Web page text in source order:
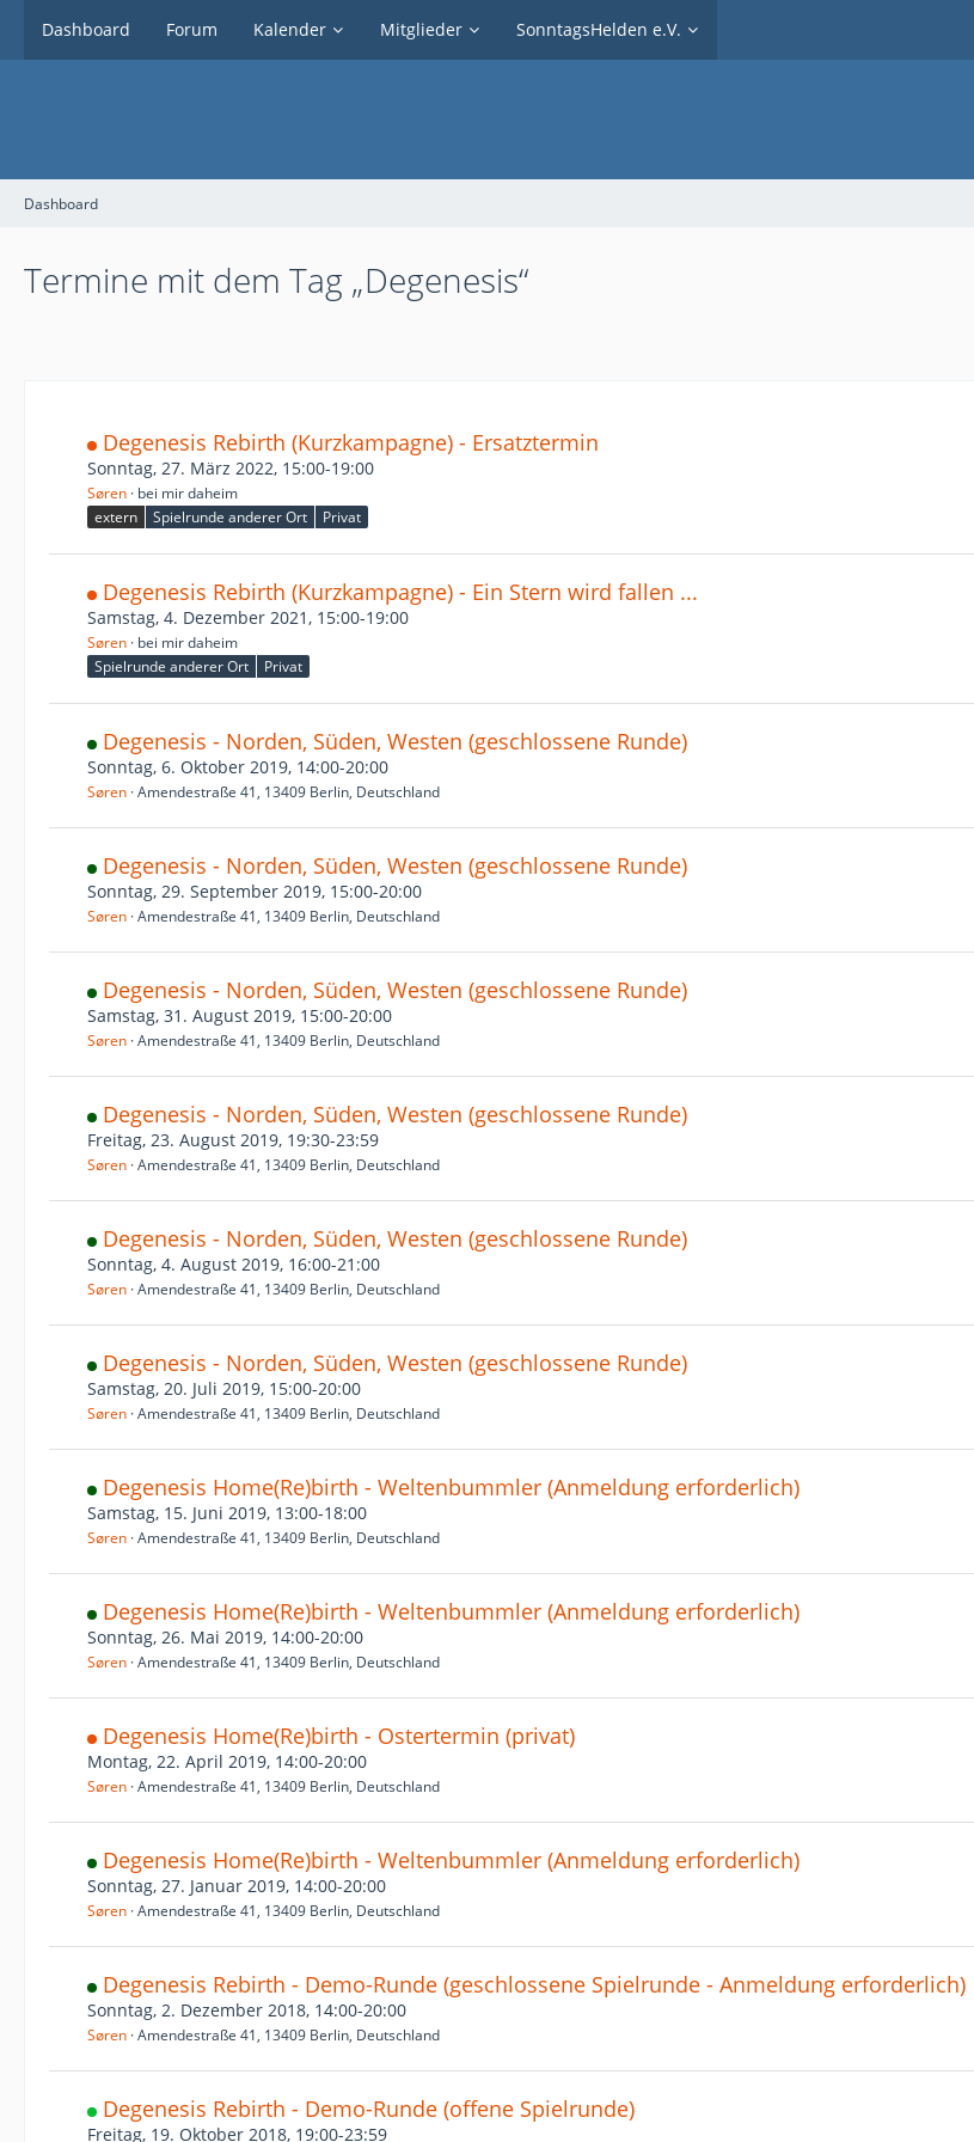
Dashboard Forum Kalender Mitglieder SonntagsHelden e.V.
Dashboard
Termine mit dem Tag „Degenesis“
Degenesis Rebirth (Kurzkampagne) - Ersatztermin
Sonntag, 27. März 2022, 15:00-19:00
Søren bei mir daheim
extern
Spielrunde anderer Ort Privat
Degenesis Rebirth (Kurzkampagne) - Ein Stern wird fallen ...
Samstag, 4. Dezember 2021, 15:00-19:00
Søren bei mir daheim
Spielrunde anderer Ort
Privat
Degenesis - Norden, Süden, Westen (geschlossene Runde)
Sonntag, 6. Oktober 2019, 14:00-20:00
Søren Amendestraße 41, 13409 Berlin, Deutschland
Degenesis - Norden, Süden, Westen (geschlossene Runde)
Sonntag, 29. September 2019, 15:00-20:00
Søren Amendestraße 41, 13409 Berlin, Deutschland
Degenesis - Norden, Süden, Westen (geschlossene Runde)
Samstag, 31. August 2019, 15:00-20:00
Søren Amendestraße 41, 13409 Berlin, Deutschland
Degenesis - Norden, Süden, Westen (geschlossene Runde)
Freitag, 23. August 2019, 19:30-23:59
Søren Amendestraße 41, 13409 Berlin, Deutschland
Degenesis - Norden, Süden, Westen (geschlossene Runde)
Sonntag, 4. August 2019, 16:00-21:00
Søren Amendestraße 41, 13409 Berlin, Deutschland
Degenesis - Norden, Süden, Westen (geschlossene Runde)
Samstag, 20. Juli 2019, 15:00-20:00
Søren Amendestraße 41, 13409 Berlin, Deutschland
Degenesis Home(Re)birth - Weltenbummler (Anmeldung erforderlich)
Samstag, 15. Juni 2019, 13:00-18:00
Søren Amendestraße 41, 13409 Berlin, Deutschland
Degenesis Home(Re)birth - Weltenbummler (Anmeldung erforderlich)
Sonntag, 26. Mai 2019, 14:00-20:00
Søren Amendestraße 41, 13409 Berlin, Deutschland
Degenesis Home(Re)birth - Ostertermin (privat)
Montag, 22. April 2019, 14:00-20:00
Søren Amendestraße 41, 13409 Berlin, Deutschland
Degenesis Home(Re)birth - Weltenbummler (Anmeldung erforderlich)
Sonntag, 27. Januar 2019, 14:00-20:00
Søren Amendestraße 41, 13409 Berlin, Deutschland
Degenesis Rebirth - Demo-Runde (geschlossene Spielrunde - Anmeldung erforderlich)
Sonntag, 2. Dezember 2018, 14:00-20:00
Søren Amendestraße 41, 13409 Berlin, Deutschland
Degenesis Rebirth - Demo-Runde (offene Spielrunde)
Freitag, 19. Oktober 2018, 19:00-23:59